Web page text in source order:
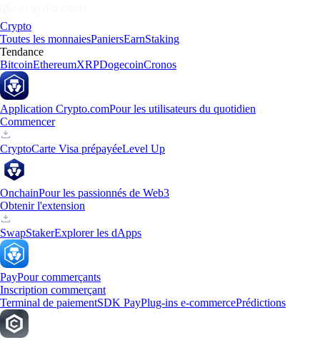
Crypto
Toutes les monnaiesPaniersEarnStaking
Tendance
BitcoinEthereumXRPDogecoinCronos
Application Crypto.comPour les utilisateurs du quotidien
Commencer
CryptoCarte Visa prépayéeLevel Up
OnchainPour les passionnés de Web3
Obtenir l'extension
SwapStakerExplorer les dApps
PayPour commerçants
Inscription commerçant
Terminal de paiementSDK PayPlug-ins e-commercePrédictions